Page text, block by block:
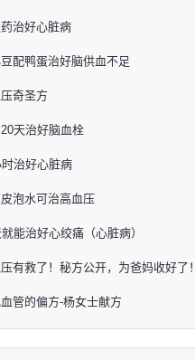
治好心脏病
配鸭蛋治好脑供血不足
奇圣方
天治好脑血栓
时治好心脏病
泡水可治高血压
能治好心绞痛（心脏病）
有救了！秘方公开，为爸妈收好了！
管的偏方-杨女士献方